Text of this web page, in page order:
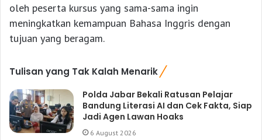
oleh peserta kursus yang sama-sama ingin
meningkatkan kemampuan Bahasa Inggris dengan
tujuan yang beragam.
Tulisan yang Tak Kalah Menarik
Polda Jabar Bekali Ratusan Pelajar
Bandung Literasi AI dan Cek Fakta, Siap
Jadi Agen Lawan Hoaks
6 August 2026